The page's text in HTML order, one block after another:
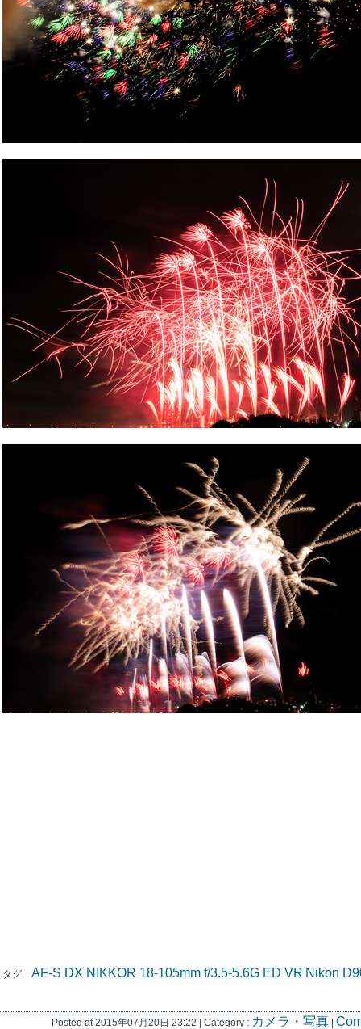
タグ: AF-S DX NIKKOR 18-105mm f/3.5-5.6G ED VR Nikon
Posted at 2015年07月20日 23:22 | Category : カメラ・写真